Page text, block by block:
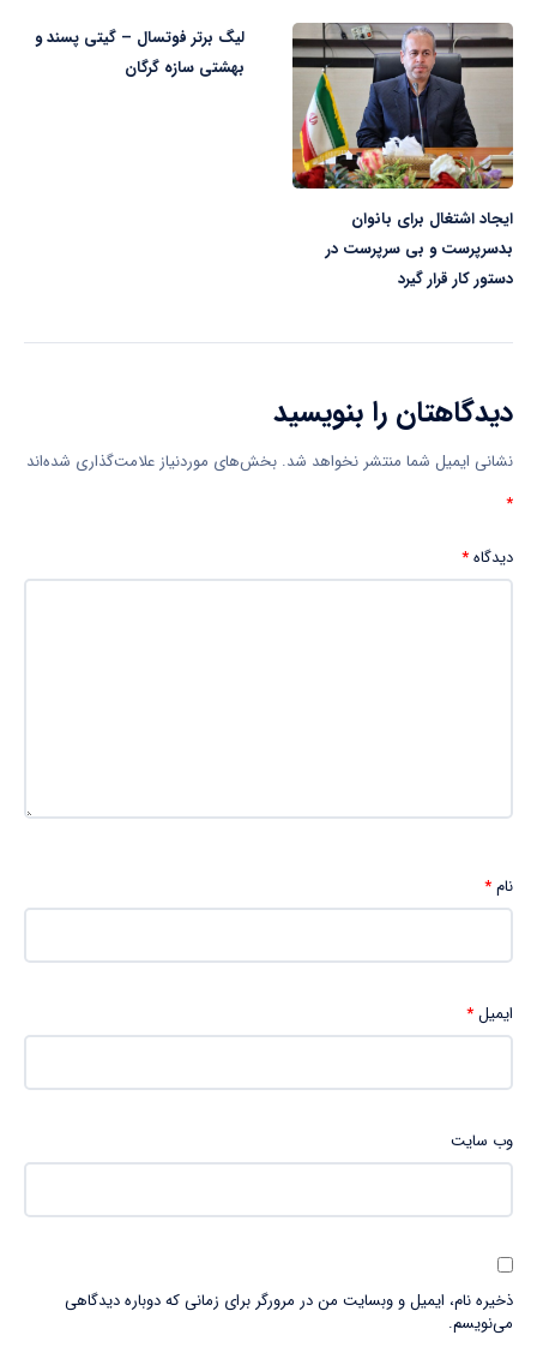
ایجاد اشتغال برای بانوان
بدسرپرست و بی سرپرست در
دستور کار قرار گیرد
لیگ برتر فوتسال – گیتی پسند و
بهشتی سازه گرگان
دیدگاهتان را بنویسید
نشانی ایمیل شما منتشر نخواهد شد. بخش‌های موردنیاز علامت‌گذاری شده‌اند
*
دیدگاه*
نام*
ایمیل*
وب‌ سایت
ذخیره نام، ایمیل و وبسایت من در مرورگر برای زمانی که دوباره دیدگاهی
می‌نویسم.